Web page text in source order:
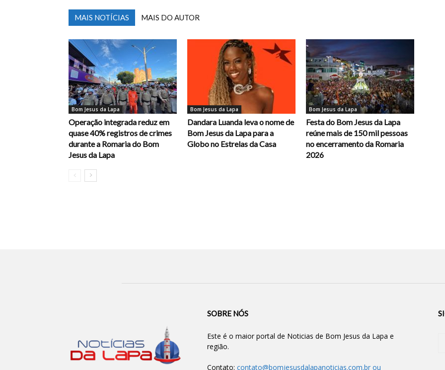
MAIS NOTÍCIAS MAIS DO AUTOR
Bom Jesus da Lapa
Operação integrada reduz em
quase 40% registros de crimes
durante a Romaria do Bom
Jesus da Lapa
Bom Jesus da Lapa
Dandara Luanda leva o nome de
Bom Jesus da Lapa para a
Globo no Estrelas da Casa
Bom Jesus da Lapa
Festa do Bom Jesus da Lapa
reúne mais de 150 mil pessoas
no encerramento da Romaria
2026
SOBRE NÓS
Este é o maior portal de Noticias de Bom Jesus da Lapa e
região.
Contato: contato@bomjesusdalapanoticias.com.br ou